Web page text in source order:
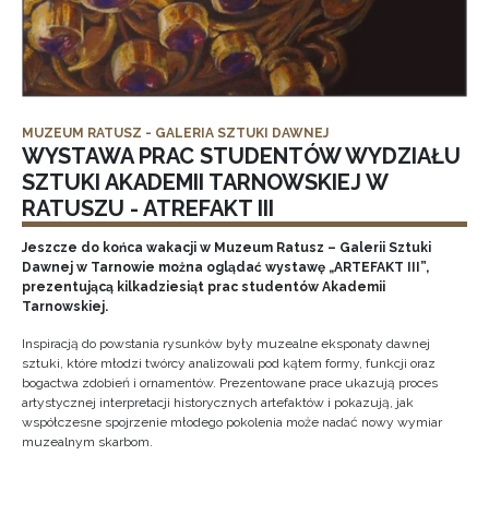
MUZEUM RATUSZ - GALERIA SZTUKI DAWNEJ
WYSTAWA PRAC STUDENTÓW WYDZIAŁU
SZTUKI AKADEMII TARNOWSKIEJ W
RATUSZU - ATREFAKT III
Jeszcze do końca wakacji w Muzeum Ratusz – Galerii Sztuki
Dawnej w Tarnowie można oglądać wystawę „ARTEFAKT III”,
prezentującą kilkadziesiąt prac studentów Akademii
Tarnowskiej.
Inspiracją do powstania rysunków były muzealne eksponaty dawnej
sztuki, które młodzi twórcy analizowali pod kątem formy, funkcji oraz
bogactwa zdobień i ornamentów. Prezentowane prace ukazują proces
artystycznej interpretacji historycznych artefaktów i pokazują, jak
współczesne spojrzenie młodego pokolenia może nadać nowy wymiar
muzealnym skarbom.